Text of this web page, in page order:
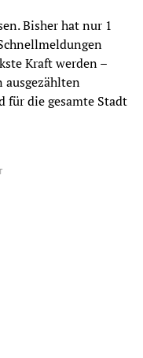
Bisher hat nur 1
Kraft werden –
ausgezählten
für die gesamte Stadt